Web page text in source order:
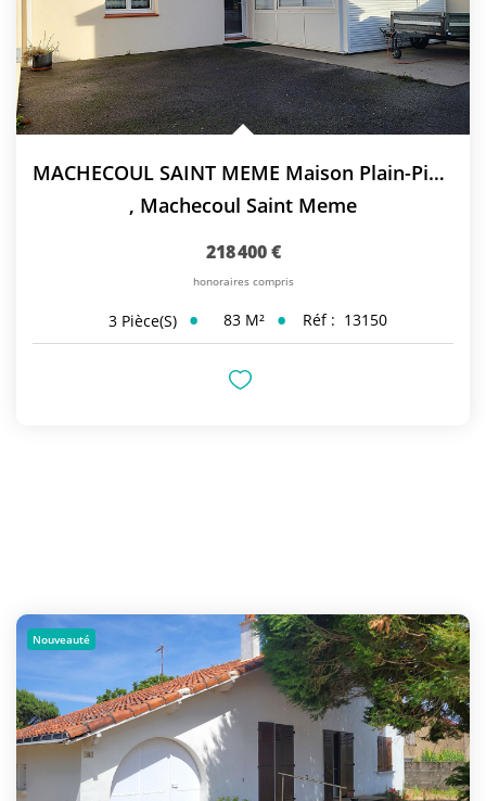
MACHECOUL SAINT MEME Maison Plain-Pied 2 Chambres
, Machecoul Saint Meme
218 400 €
honoraires compris
3 Pièce(s) 83 M² Réf : 13150
Nouveauté